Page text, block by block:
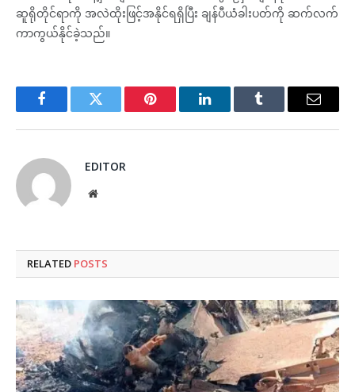
ဆူရိုတိုင်ရာကို အလဲထိုးဖြင့်အနိုင်ရရှိပြီး ချန်ပီယံခါးပတ်ကို ဆက်လက်
ကာကွယ်နိုင်ခဲ့သည်။
FacebookTwitter Pinterest LinkedInTumblr Email
EDITOR
Website
RELATED POSTS